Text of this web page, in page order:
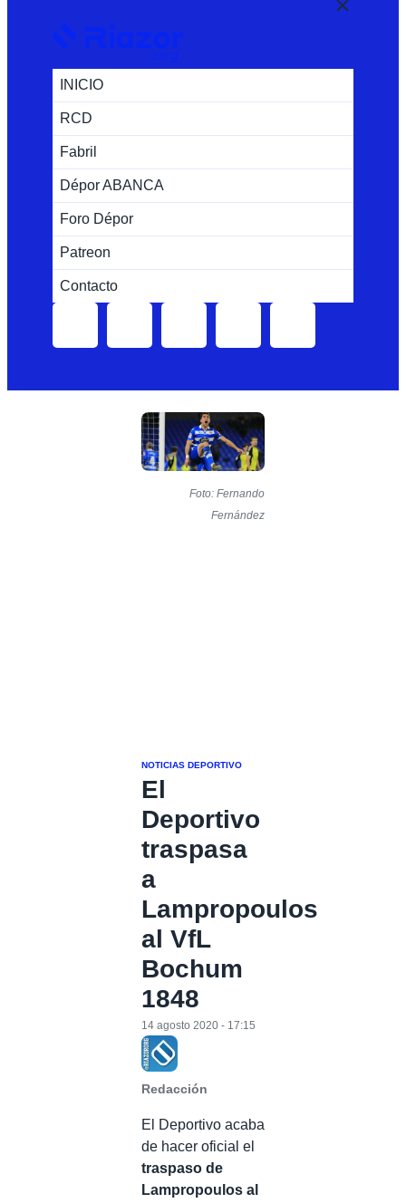
INICIO
RCD
Fabril
Dépor ABANCA
Foro Dépor
Patreon
Contacto
Foto: Fernando
Fernández
NOTICIAS DEPORTIVO
El
Deportivo
traspasa
a
Lampropoulos
al VfL
Bochum
1848
Redacción
14 agosto 2020 - 17:15
El Deportivo acaba
de hacer oficial el
traspaso de
Lampropoulos al